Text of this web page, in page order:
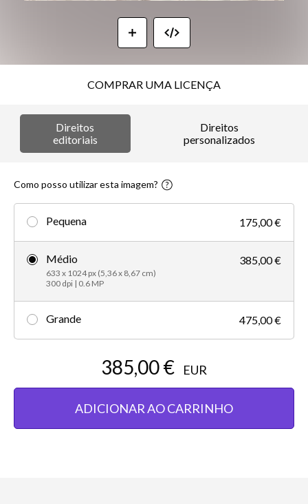
COMPRAR UMA LICENÇA
Direitos
editoriais
Direitos
personalizados
Como posso utilizar esta imagem?
Pequena 175,00 €
Médio
633 x 1024 px (5,36 x 8,67 cm)
300 dpi | 0.6 MP
385,00 €
Grande 475,00 €
385,00 € EUR
ADICIONAR AO CARRINHO